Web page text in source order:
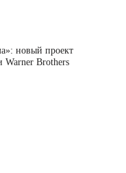
новый проект
Warner Brothers